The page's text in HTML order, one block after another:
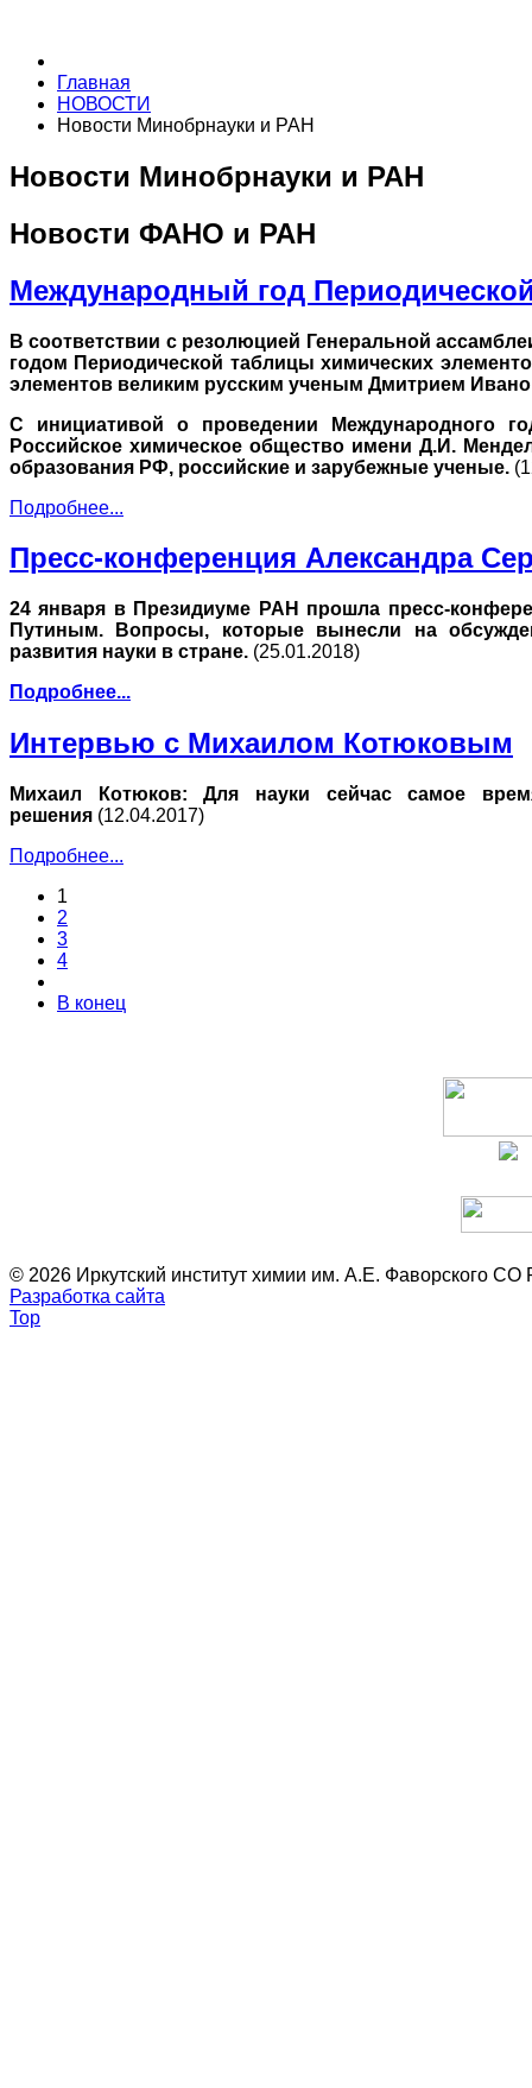
Главная
НОВОСТИ
Новости Минобрнауки и РАН
Новости Минобрнауки и РАН
Новости ФАНО и РАН
Международный год
В соответствии с резолюцией Генеральной
годом Периодической таблицы химических
элементов великим русским ученым Дмитрием
С инициативой о проведении Международного
Российское химическое общество имени Д.И.
образования РФ, российские и зарубежные ученые.
Подробнее...
Пресс-конференция Александра
24 января в Президиуме РАН прошла пресс-
Путиным. Вопросы, которые вынесли на
развития науки в стране. (25.01.2018)
Подробнее...
Интервью с Михаилом Котюковым
Михаил Котюков: Для науки сейчас самое
решения (12.04.2017)
Подробнее...
1
2
3
4
В конец
© 2026 Иркутский институт химии им. А.Е. Фаворского СО
Разработка сайта
Top